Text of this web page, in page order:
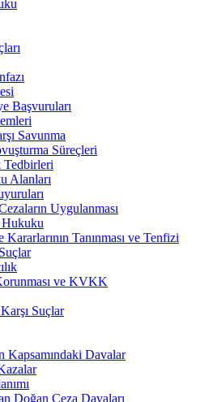
Başvuruları
Savunma
Süreçleri
Tedbirleri
Alanları
Uygulanması
Hukuku
Kararlarının Tanınması ve Tenfizi
ve KVKK
Suçlar
Kapsamındaki Davalar
Doğan Ceza Davaları